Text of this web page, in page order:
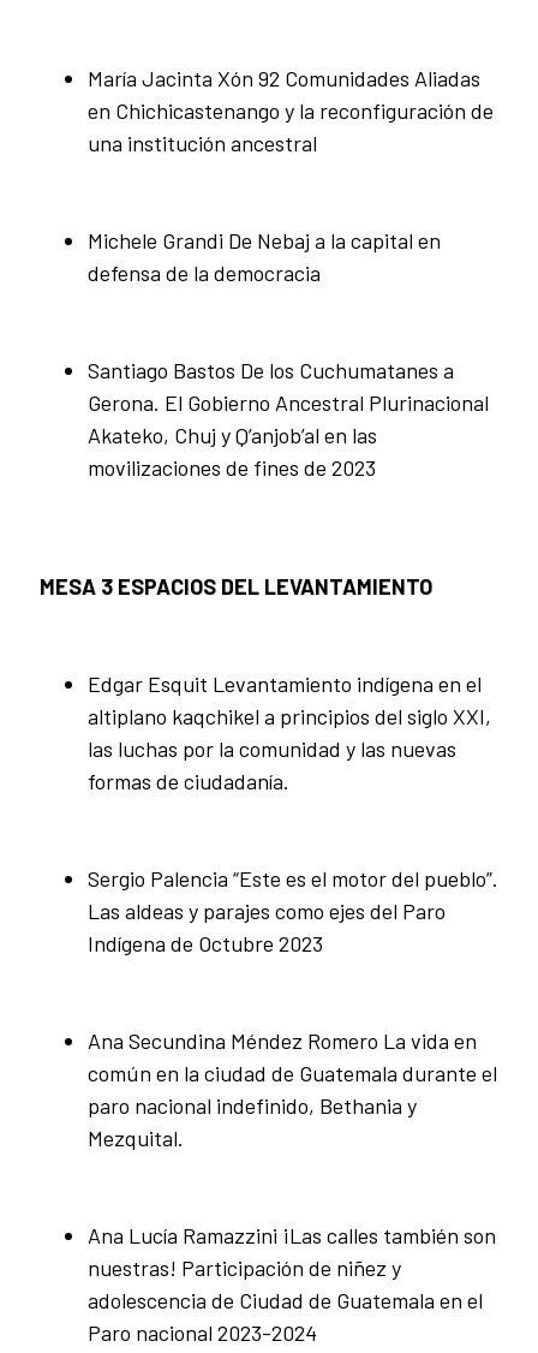
María Jacinta Xón 92 Comunidades Aliadas
en Chichicastenango y la reconfiguración de
una institución ancestral
Michele Grandi De Nebaj a la capital en
defensa de la democracia
Santiago Bastos De los Cuchumatanes a
Gerona. El Gobierno Ancestral Plurinacional
Akateko, Chuj y Q’anjob’al en las
movilizaciones de fines de 2023
MESA 3 ESPACIOS DEL LEVANTAMIENTO
Edgar Esquit Levantamiento indígena en el
altiplano kaqchikel a principios del siglo XXI,
las luchas por la comunidad y las nuevas
formas de ciudadanía.
Sergio Palencia “Este es el motor del pueblo”.
Las aldeas y parajes como ejes del Paro
Indígena de Octubre 2023
Ana Secundina Méndez Romero La vida en
común en la ciudad de Guatemala durante el
paro nacional indefinido, Bethania y
Mezquital.
Ana Lucía Ramazzini ¡Las calles también son
nuestras! Participación de niñez y
adolescencia de Ciudad de Guatemala en el
Paro nacional 2023-2024